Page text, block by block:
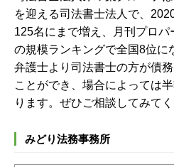
を迎える司法書士法人で、
125名にまで増え、月刊プロ
の規模ランキングで全国8位に
弁護士より司法書士の方が債
ことができ、場合によっては
ります。ぜひご相談してみてく
みどり法務事務所